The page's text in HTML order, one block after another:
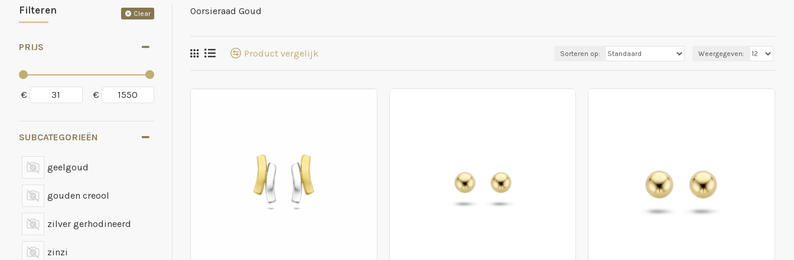
Filteren Clear
PRIJS
€ €
SUBCATEGORIEËN
geelgoud
gouden creool
zilver gerhodineerd
zinzi
Oorsieraad Goud
Product vergelijk Sorteren op: Weergegeven: